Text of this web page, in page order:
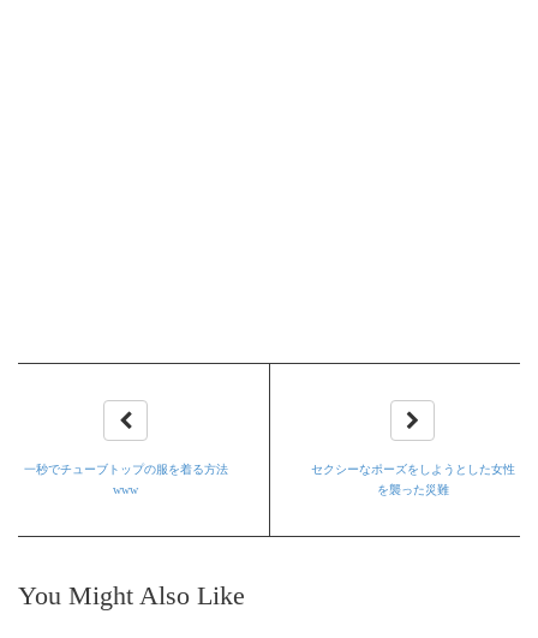
一秒でチューブトップの服を着る方法
www
セクシーなポーズをしようとした女性
を襲った災難
You Might Also Like